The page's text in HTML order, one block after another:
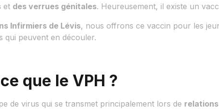
et des verrues génitales. Heureusement, il existe un
Infirmiers de Lévis, nous offrons ce vaccin pour les
qui peuvent en découler.
que le VPH ?
de virus qui se transmet principalement lors de